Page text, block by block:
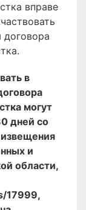
вправе
договора
в
могут
дней со
и
области,
17999,